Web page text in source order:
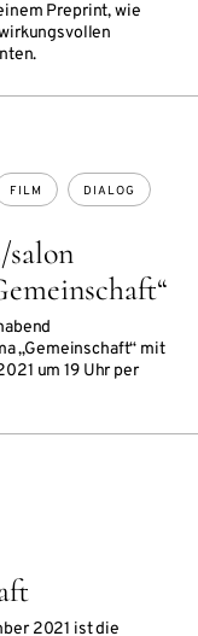
Preprint, wie
salon
„Gemeinschaft“ mit
um 19 Uhr per
FILM DIALOG
2021 ist die